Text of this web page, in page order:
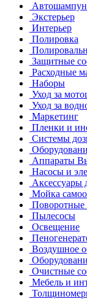
Экстерьер
Интерьер
Полировка
Защитные
Расходные
Наборы
Уход за
Уход за
Маркетинг
Пленки и
Системы
Аппараты
Насосы и
Мойка
Поворотные
Пылесосы
Освещение
Воздушное
Очистные
Мебель и